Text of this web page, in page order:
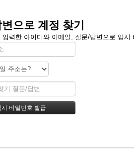
으로 계정 찾기
입력한 아이디와 이메일, 질문/답변으로 임